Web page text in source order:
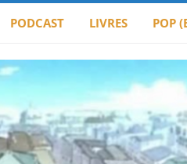
PODCAST LIVRES POP